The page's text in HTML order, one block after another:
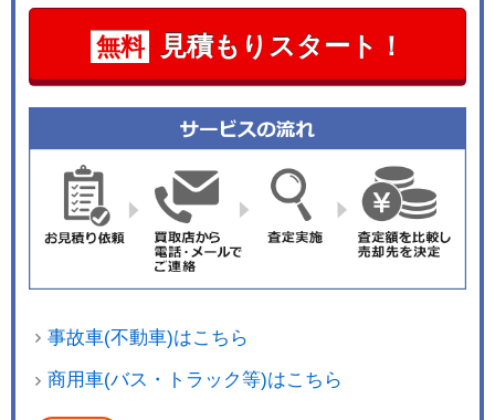
無料 見積もりスタート！
事故車(不動車)はこちら
商用車(バス・トラック等)はこちら